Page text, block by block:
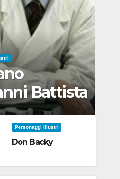
Battista
Personaggi Illustri
Don Backy